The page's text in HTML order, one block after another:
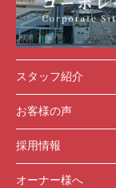
スタッフ紹介
お客様の声
採用情報
オーナー様へ